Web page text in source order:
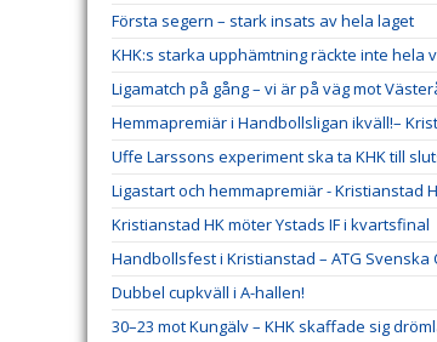
Första segern – stark insats av hela laget
KHK:s starka upphämtning räckte inte hela
Ligamatch på gång – vi är på väg mot
Hemmapremiär i Handbollsligan ikväll!–
Uffe Larssons experiment ska ta KHK till
Ligastart och hemmapremiär - Kristianstad
Kristianstad HK möter Ystads IF i kvartsfinal
Handbollsfest i Kristianstad – ATG Svenska
Dubbel cupkväll i A-hallen!
30–23 mot Kungälv – KHK skaffade sig